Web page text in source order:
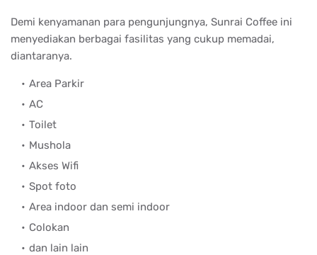
Demi kenyamanan para pengunjungnya, Sunrai Coffee ini
menyediakan berbagai fasilitas yang cukup memadai,
diantaranya.
Area Parkir
AC
Toilet
Mushola
Akses Wifi
Spot foto
Area indoor dan semi indoor
Colokan
dan lain lain